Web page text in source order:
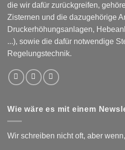
die wir dafür zurückgreifen,
Zisternen und die dazugehörige
Druckerhöhungsanlagen,
...), sowie die dafür notwendige
Regelungstechnik.
Wie wäre es mit einem
Wir schreiben nicht oft, aber